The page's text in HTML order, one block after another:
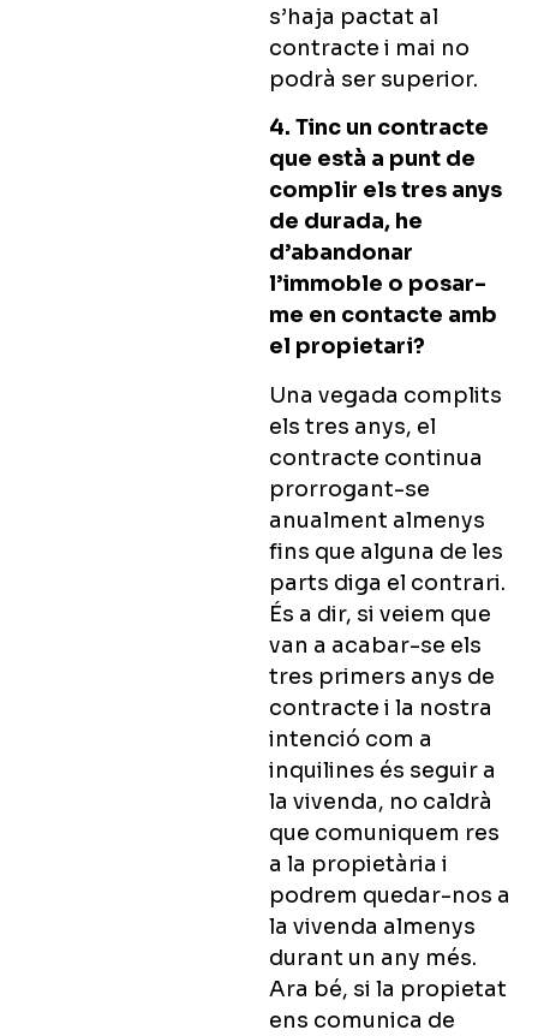
s’haja pactat al
contracte i mai no
podrà ser superior.
4. Tinc un contracte
que està a punt de
complir els tres anys
de durada, he
d’abandonar
l’immoble o posar-
me en contacte amb
el propietari?
Una vegada complits
els tres anys, el
contracte continua
prorrogant-se
anualment almenys
fins que alguna de les
parts diga el contrari.
És a dir, si veiem que
van a acabar-se els
tres primers anys de
contracte i la nostra
intenció com a
inquilines és seguir a
la vivenda, no caldrà
que comuniquem res
a la propietària i
podrem quedar-nos a
la vivenda almenys
durant un any més.
Ara bé, si la propietat
ens comunica de